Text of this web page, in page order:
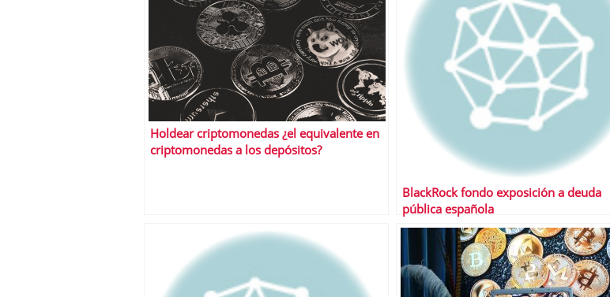
Holdear criptomonedas ¿el equivalente en
criptomonedas a los depósitos?
BlackRock fondo exposición a deuda
pública española